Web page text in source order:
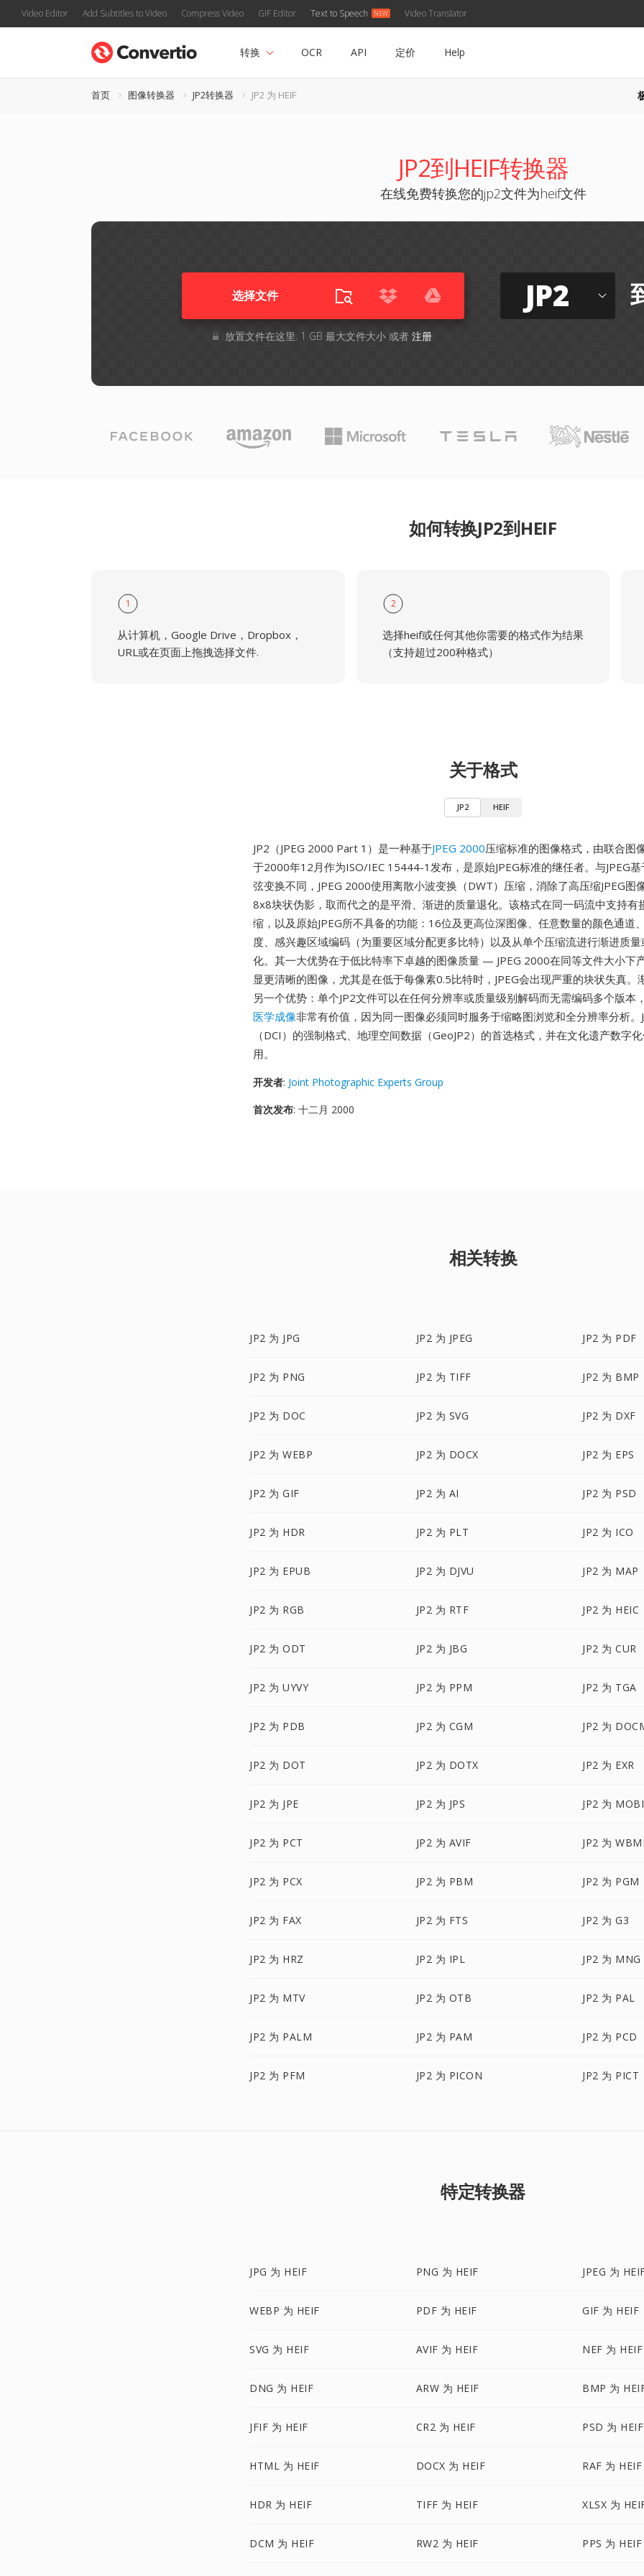
Video Editor Add Subtitles to Video Compress Video GIF Editor Text to Speech Video Translator
转换 OCR API 定价 Help
首页 图像转换器 JP2转换器 JP2 为 HEIF
JP2到HEIF转换器
在线免费转换您的jp2文件为heif文件
选择文件
放置文件在这里. 1 GB 最大文件大小 或者 注册
JP2
如何转换JP2到HEIF
1
从计算机，Google Drive，Dropbox，
URL或在页面上拖拽选择文件.
2
选择heif或任何其他你需要的格式作为结果
（支持超过200种格式）
关于格式
JP2 HEIF
JP2（JPEG 2000 Part 1）是一种基于JPEG 2000压缩标准的图像格式，由联合图
于2000年12月作为ISO/IEC 15444-1发布，是原始JPEG标准的继任者。与JPEG
弦变换不同，JPEG 2000使用离散小波变换（DWT）压缩，消除了高压缩JPEG图
8x8块状伪影，取而代之的是平滑、渐进的质量退化。该格式在同一码流中支持有
缩，以及原始JPEG所不具备的功能：16位及更高位深图像、任意数量的颜色通道
度、感兴趣区域编码（为重要区域分配更多比特）以及从单个压缩流进行渐进质
化。其一大优势在于低比特率下卓越的图像质量 — JPEG 2000在同等文件大小下
显更清晰的图像，尤其是在低于每像素0.5比特时，JPEG会出现严重的块状失真。
另一个优势：单个JP2文件可以在任何分辨率或质量级别解码而无需编码多个版本
医学成像非常有价值，因为同一图像必须同时服务于缩略图浏览和全分辨率分析。
（DCI）的强制格式、地理空间数据（GeoJP2）的首选格式，并在文化遗产数字
用。
开发者: Joint Photographic Experts Group
首次发布: 十二月 2000
相关转换
JP2 为 JPG JP2 为 JPEG JP2 为 PDF
JP2 为 PNG JP2 为 TIFF JP2 为 BMP
JP2 为 DOC JP2 为 SVG JP2 为 DXF
JP2 为 WEBP JP2 为 DOCX JP2 为 EPS
JP2 为 GIF JP2 为 AI JP2 为 PSD
JP2 为 HDR JP2 为 PLT JP2 为 ICO
JP2 为 EPUB JP2 为 DJVU JP2 为 MAP
JP2 为 RGB JP2 为 RTF JP2 为 HEIC
JP2 为 ODT JP2 为 JBG JP2 为 CUR
JP2 为 UYVY JP2 为 PPM JP2 为 TGA
JP2 为 PDB JP2 为 CGM JP2 为
JP2 为 DOT JP2 为 DOTX JP2 为 EXR
JP2 为 JPE JP2 为 JPS JP2 为 MOBI
JP2 为 PCT JP2 为 AVIF JP2 为
JP2 为 PCX JP2 为 PBM JP2 为 PGM
JP2 为 FAX JP2 为 FTS JP2 为 G3
JP2 为 HRZ JP2 为 IPL JP2 为 MNG
JP2 为 MTV JP2 为 OTB JP2 为 PAL
JP2 为 PALM JP2 为 PAM JP2 为 PCD
JP2 为 PFM JP2 为 PICON JP2 为 PICT
特定转换器
JPG 为 HEIF PNG 为 HEIF JPEG 为
WEBP 为 HEIF PDF 为 HEIF GIF 为 HEIF
SVG 为 HEIF AVIF 为 HEIF NEF 为 HEIF
DNG 为 HEIF ARW 为 HEIF BMP 为
JFIF 为 HEIF CR2 为 HEIF PSD 为 HEIF
HTML 为 HEIF DOCX 为 HEIF RAF 为 HEIF
HDR 为 HEIF TIFF 为 HEIF XLSX 为
DCM 为 HEIF RW2 为 HEIF PPS 为 HEIF